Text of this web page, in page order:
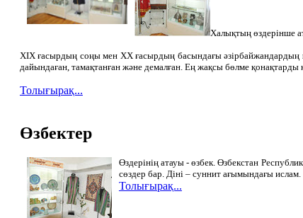
Халықтың өздерінше
ХIХ ғасырдың соңы мен ХХ ғасырдың басындағы әзірбайжандардың
дайындаған, тамақтанған және демалған. Ең жақсы бөлме
Толығырақ...
Өзбектер
Өздерінің атауы - өзбек. Өзбекстан
сөздер бар. Діні – суннит ағымындағы ислам.
Толығырақ...